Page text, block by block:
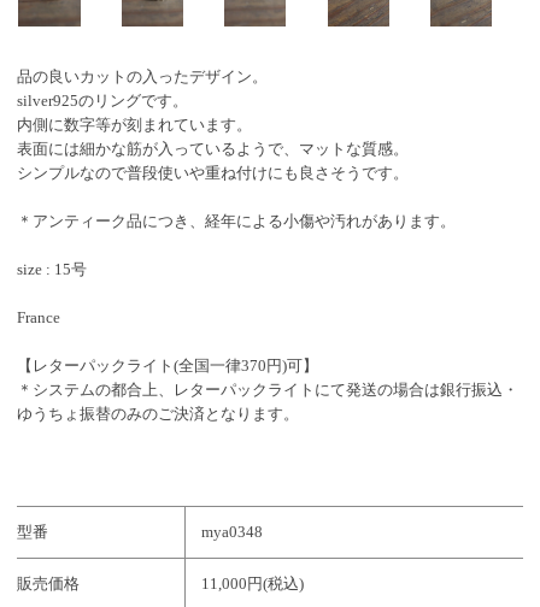
品の良いカットの入ったデザイン。
silver925のリングです。
内側に数字等が刻まれています。
表面には細かな筋が入っているようで、マットな質感。
シンプルなので普段使いや重ね付けにも良さそうです。
＊アンティーク品につき、経年による小傷や汚れがあります。
size : 15号
France
【レターパックライト(全国一律370円)可】
＊システムの都合上、レターパックライトにて発送の場合は銀行振込・
ゆうちょ振替のみのご決済となります。
型番 mya0348
販売価格 11,000円(税込)